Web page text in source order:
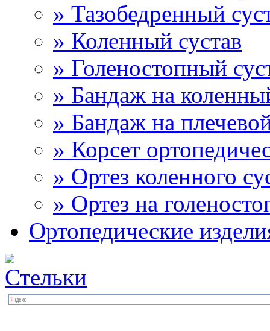
» Тазобедренный
» Коленный сустав
» Голеностопный
» Бандаж на
» Бандаж на
» Корсет
» Ортез коленного
» Ортез на
Ортопедические